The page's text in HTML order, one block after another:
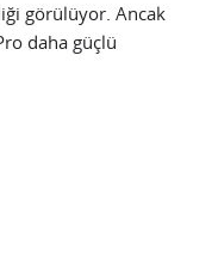
görülüyor. Ancak
daha güçlü